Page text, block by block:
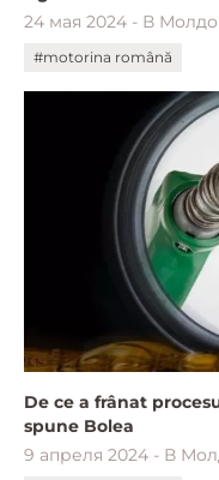
24 мая 2024 - В
#motorina română
De ce a frânat
spune Bolea
9 апреля 2024 - В